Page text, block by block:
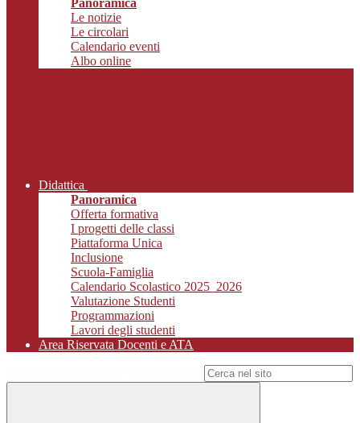
Panoramica
Le notizie
Le circolari
Calendario eventi
Albo online
Didattica
Panoramica
Offerta formativa
I progetti delle classi
Piattaforma Unica
Inclusione
Scuola-Famiglia
Calendario Scolastico 2025_2026
Valutazione Studenti
Programmazioni
Lavori degli studenti
Area Riservata Docenti e ATA